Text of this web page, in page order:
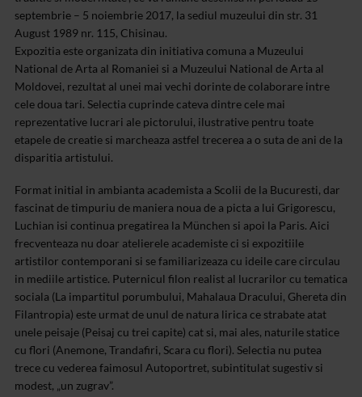
septembrie – 5 noiembrie 2017, la sediul muzeului din str. 31
August 1989 nr. 115, Chisinau.
Expozitia este organizata din initiativa comuna a Muzeului
National de Arta al Romaniei si a Muzeului National de Arta al
Moldovei, rezultat al unei mai vechi dorinte de colaborare intre
cele doua tari. Selectia cuprinde cateva dintre cele mai
reprezentative lucrari ale pictorului, ilustrative pentru toate
etapele de creatie si marcheaza astfel trecerea a o suta de ani de la
disparitia artistului.
Format initial in ambianta academista a Scolii de la Bucuresti, dar
fascinat de timpuriu de maniera noua de a picta a lui Grigorescu,
Luchian isi continua pregatirea la München si apoi la Paris. Aici
frecventeaza nu doar atelierele academiste ci si expozitiile
artistilor contemporani si se familiarizeaza cu ideile care circulau
in mediile artistice. Puternicul filon realist al lucrarilor cu tematica
sociala (La impartitul porumbului, Mahalaua Dracului, Ghereta din
Filantropia) este urmat de unul de natura lirica ce strabate atat
unele peisaje (Peisaj cu trei capite) cat si, mai ales, naturile statice
cu flori (Anemone, Trandafiri, Scara cu flori). Selectia nu putea
trece cu vederea faimosul Autoportret, subintitulat sugestiv si
modest, „un zugrav”.